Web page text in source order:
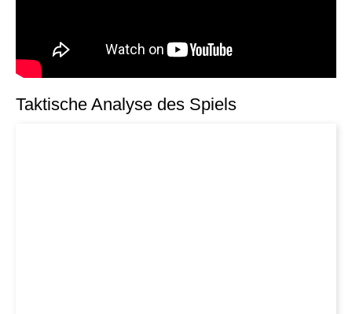
Taktische Analyse des Spiels